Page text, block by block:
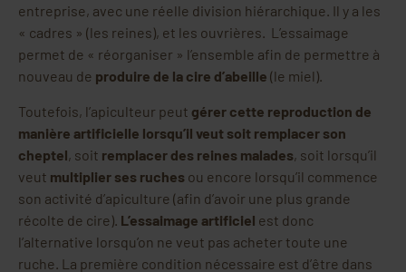
entreprise, avec une réelle division hiérarchique. Il y a les
« cadres » (les reines), et les ouvrières. L’essaimage
permet de « réorganiser » l’ensemble afin de permettre à
nouveau de produire de la cire d’abeille (le miel).
Toutefois, l’apiculteur peut gérer cette reproduction de
manière artificielle lorsqu’il veut soit remplacer son
cheptel, soit remplacer des reines malades, soit lorsqu’il
veut multiplier ses ruches ou encore lorsqu’il commence
son activité d’apiculture (afin d’avoir une plus grande
récolte de cire). L’essaimage artificiel est donc
l’alternative lorsqu’on ne veut pas acheter toute une
ruche. La première condition nécessaire est d’être dans